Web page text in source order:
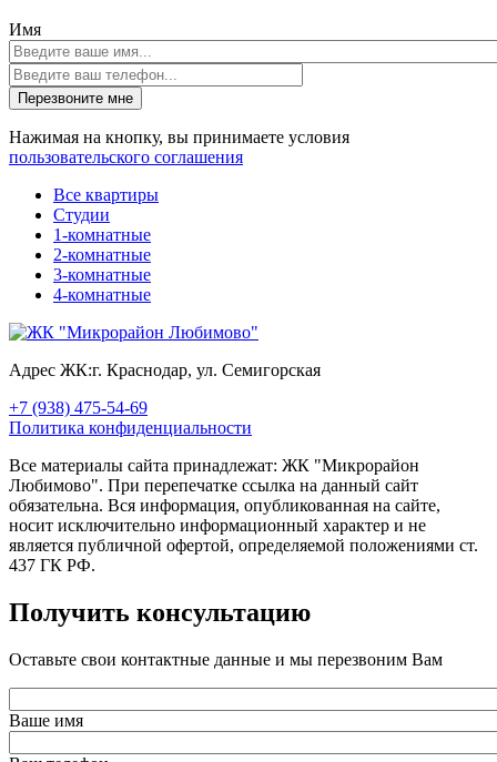
Имя
Перезвоните мне
Нажимая на кнопку, вы принимаете условия
пользовательского соглашения
Все квартиры
Студии
1-комнатные
2-комнатные
3-комнатные
4-комнатные
Адрес ЖК:г. Краснодар, ул. Семигорская
+7 (938) 475-54-69
Политика конфиденциальности
Все материалы сайта принадлежат: ЖК "Микрорайон
Любимово". При перепечатке ссылка на данный сайт
обязательна. Вся информация, опубликованная на сайте,
носит исключительно информационный характер и не
является публичной офертой, определяемой положениями ст.
437 ГК РФ.
Получить консультацию
Оставьте свои контактные данные и мы перезвоним Вам
Ваше имя